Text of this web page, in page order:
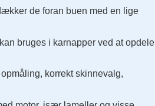
de foran buen med en lige
bruges i karnapper ved at opdele
korrekt skinnevalg,